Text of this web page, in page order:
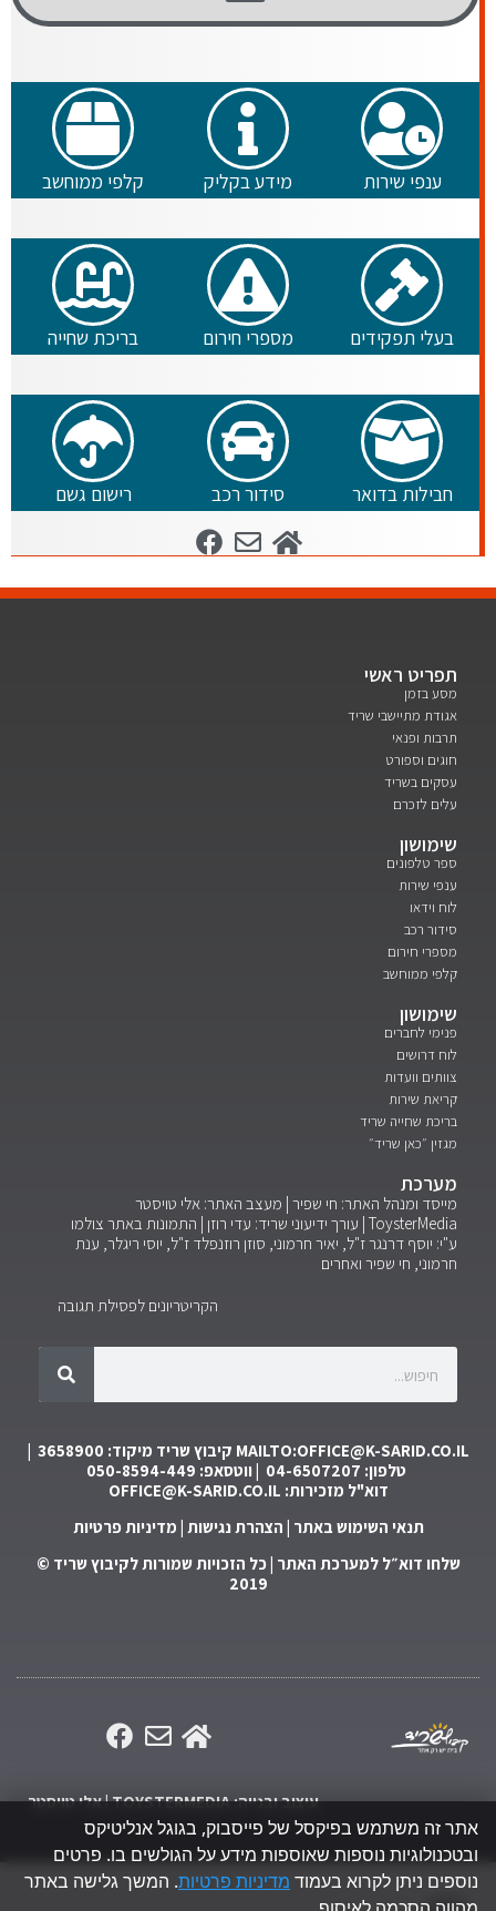
ענפי שירות מידע בקליק קלפי ממוחשב
בעלי תפקידים מספרי חירום בריכת שחייה
חבילות בדואר סידור רכב רישום גשם
תפריט ראשי
מסע בזמן
אגודת מתיישבי שריד
תרבות ופנאי
חוגים וספורט
עסקים בשריד
עלים לזכרם
שימושון
ספר טלפונים
ענפי שירות
לוח וידאו
סידור רכב
מספרי חירום
קלפי ממוחשב
שימושון
פנימי לחברים
לוח דרושים
צוותים וועדות
קריאת שירות
בריכת שחייה שריד
מגזין ״כאן שריד״
מערכת
מייסד ומנהל האתר: חי שפיר | מעצב האתר: אלי טויסטר
ToysterMedia | עורך ידיעוני שריד: עדי רוזן | התמונות באתר צולמו
ע"י: יוסף דרנגר ז"ל, יאיר חרמוני, סוזן רוזנפלד ז"ל, יוסי ריגלר, ענת
חרמוני, חי שפיר ואחרים
הקריטריונים לפסילת תגובה
MAILTO:OFFICE@K-SARID.CO.IL
טלפון: 04-6507207 | ווטסאפ: 050-8594-449
דוא"ל מזכירות: OFFICE@K-SARID.CO.IL
תנאי השימוש באתר הצהרת נגישות מדיניות פרטיות
שלחו דוא״ל למערכת האתר | כל הזכויות שמורות לקיבוץ שריד ©
2019
עיצוב ובנייה: TOYSTERMEDIA | אלי טויסטר
אתר זה משתמש בפיקסל של פייסבוק, בגוגל אנליטיקס
ובטכנולוגיות נוספות שאוספות מידע על הגולשים בו. פרטים
נוספים ניתן לקרוא בעמוד מדיניות פרטיות. המשך גלישה באתר